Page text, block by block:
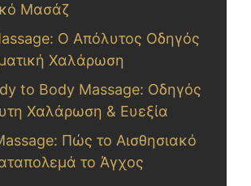
Μασάζ
Ο Απόλυτος Οδηγός
Χαλάρωση
to Body Massage: Οδηγός
Χαλάρωση & Ευεξία
Πώς το Αισθησιακό
το Άγχος